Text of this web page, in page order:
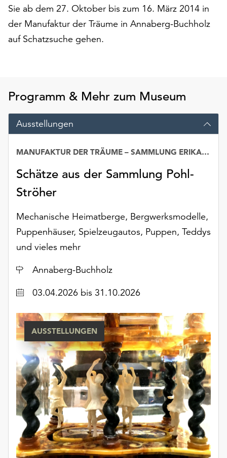
Möchten
Sie
die
verwendeten
Sie
die
Einstellungen
über
Schaltfläche
Weitere
Informationen
Sie
unserer
Datenschutzerklärung
oder
dem
Impressum
Sie ab dem 27. Oktober bis zum 16. März 2014 in
der Manufaktur der Träume in Annaberg-Buchholz
auf Schatzsuche gehen.
Programm & Mehr zum Museum
Ausstellungen
Schätze aus der Sammlung Pohl-
Ströher
MANUFAKTUR DER TRÄUME – SAMMLUNG ERIKA POHL-STRÖHER
Mechanische Heimatberge, Bergwerksmodelle,
Puppenhäuser, Spielzeugautos, Puppen, Teddys
und vieles mehr
Ort
Annaberg-Buchholz
Datum03.04.2026 bis 31.10.2026
AUSSTELLUNGEN